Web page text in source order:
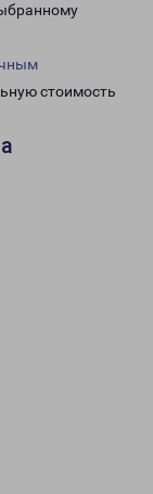
стоимость